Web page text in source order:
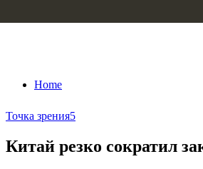
Home
Точка зрения5
Китай резко сократил